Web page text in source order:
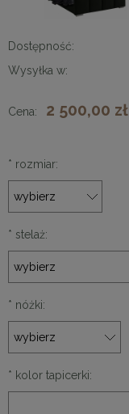
Dostępność:
Wysyłka w:
Cena: 2 500,00 zł
* rozmiar:
* stelaż:
* nóżki:
* kolor tapicerki: